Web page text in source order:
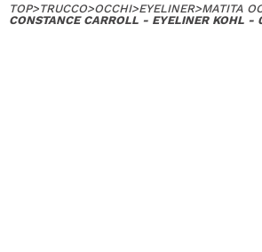
TOP>TRUCCO>OCCHI>EYELINER>MATITA
CONSTANCE CARROLL - EYELINER KOHL -